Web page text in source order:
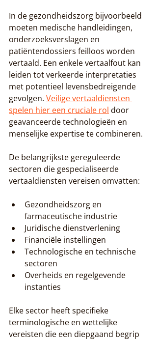
In de gezondheidszorg bijvoorbeeld
moeten medische handleidingen,
onderzoeksverslagen en
patiëntendossiers feilloos worden
vertaald. Een enkele vertaalfout kan
leiden tot verkeerde interpretaties
met potentieel levensbedreigende
gevolgen. Veilige vertaaldiensten
spelen hier een cruciale rol door
geavanceerde technologieën en
menselijke expertise te combineren.
De belangrijkste gereguleerde
sectoren die gespecialiseerde
vertaaldiensten vereisen omvatten:
Gezondheidszorg en
farmaceutische industrie
Juridische dienstverlening
Financiële instellingen
Technologische en technische
sectoren
Overheids en regelgevende
instanties
Elke sector heeft specifieke
terminologische en wettelijke
vereisten die een diepgaand begrip